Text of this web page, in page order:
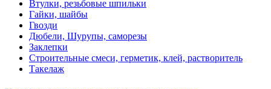
Втулки, резьбовые шпильки
Гайки, шайбы
Гвозди
Дюбели, Шурупы, саморезы
Заклепки
Строительные смеси, герметик, клей, растворитель
Такелаж